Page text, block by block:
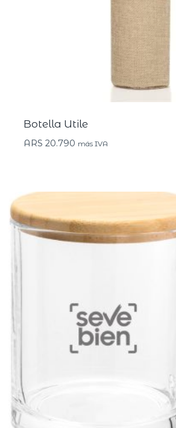
Botella Utile
ARS 20.790 más IVA